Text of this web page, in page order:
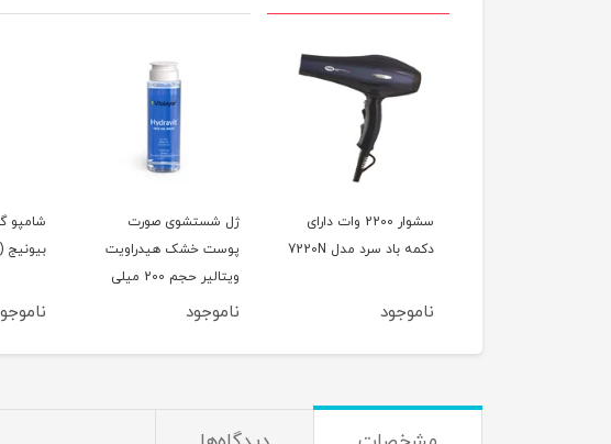
سشوار 2200 وات دارای
دکمه باد سرد مدل 7220N
ناموجود
ژل شستشوی صورت
پوست خشک هیدراویت
ویتالیر حجم 200 میلی
لیتر
ناموجود